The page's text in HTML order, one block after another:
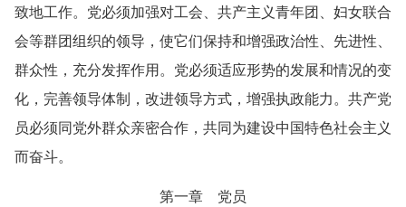
致地工作。党必须加强对工会、共产主义青年团、妇女联合
会等群团组织的领导，使它们保持和增强政治性、先进性、
群众性，充分发挥作用。党必须适应形势的发展和情况的变
化，完善领导体制，改进领导方式，增强执政能力。共产党
员必须同党外群众亲密合作，共同为建设中国特色社会主义
而奋斗。
第一章 党员